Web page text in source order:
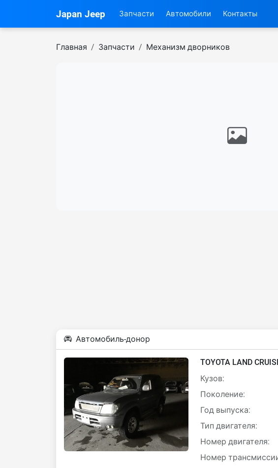
Japan Jeep Запчасти Автомобили Контакты
Главная Запчасти Механизм дворников
Автомобиль-донор
TOYOTA LAND
Кузов:
Поколение:
Год выпуска:
Тип двигателя:
Номер двигателя:
Номер